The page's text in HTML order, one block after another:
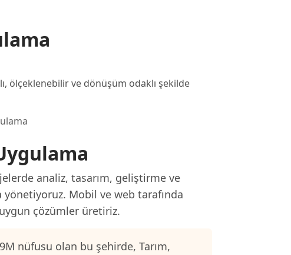
ölçeklenebilir ve dönüşüm odaklı şekilde
analiz, tasarım, geliştirme ve
Mobil ve web tarafında
çözümler üretiriz.
nüfusu olan bu şehirde, Tarım,